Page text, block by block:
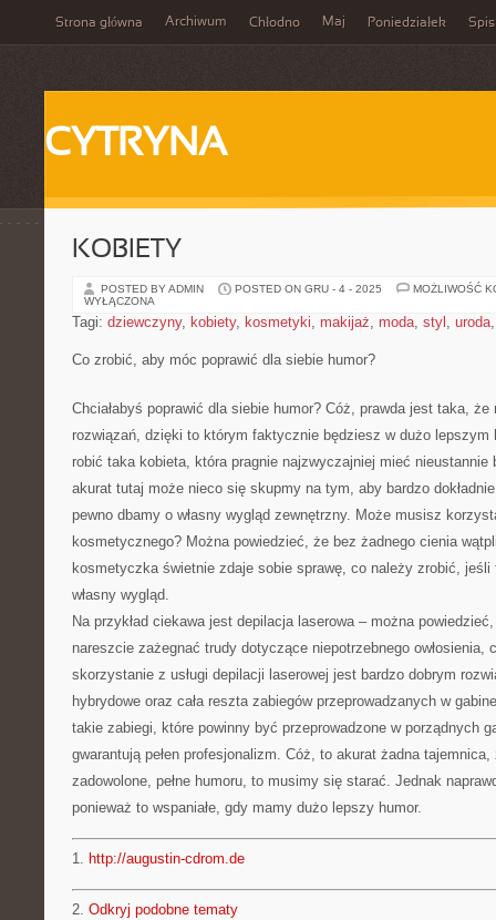
Strona główna Archiwum Chłodno Maj Poniedziałek Spis
CYTRYNA
KOBIETY
POSTED BY ADMIN POSTED ON GRU - 4 - 2025
MOŻLIWOŚĆ
WYŁĄCZONA
Tagi: dziewczyny, kobiety, kosmetyki, makijaż, moda, styl , uroda
Co zrobić, aby móc poprawić dla siebie humor?
Chciałabyś poprawić dla siebie humor? Cóż, prawda jest taka,
rozwiązań, dzięki to którym faktycznie będziesz w dużo lepszym
robić taka kobieta, która pragnie najzwyczajniej mieć nieustannie
akurat tutaj może nieco się skupmy na tym, aby bardzo
pewno dbamy o własny wygląd zewnętrzny. Może musisz
kosmetycznego? Można powiedzieć, że bez żadnego cienia
kosmetyczka świetnie zdaje sobie sprawę, co należy zrobić,
własny wygląd.
Na przykład ciekawa jest depilacja laserowa – można
nareszcie zażegnać trudy dotyczące niepotrzebnego owłosienia,
skorzystanie z usługi depilacji laserowej jest bardzo dobrym
hybrydowe oraz cała reszta zabiegów przeprowadzanych w
takie zabiegi, które powinny być przeprowadzone w porządnych
gwarantują pełen profesjonalizm. Cóż, to akurat żadna
zadowolone, pełne humoru, to musimy się starać. Jednak
ponieważ to wspaniałe, gdy mamy dużo lepszy humor.
1. http://augustin-cdrom.de
2. Odkryj podobne tematy